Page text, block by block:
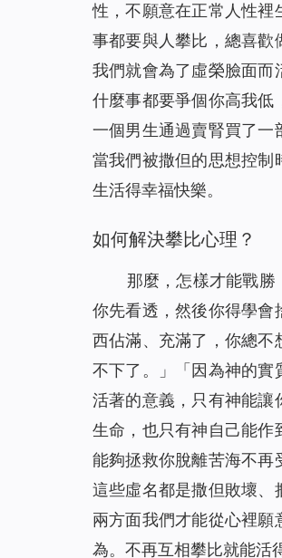
性，不願意在正常人性裡
事都要與人攀比，總喜歡
我們就會為了虛榮臉面而
什麼事都要爭個你高我低
一個男生通過賣腎買了一
當我們被撒但的思想控制
生活得幸福快樂。
如何解決攀比心理？
那麼，怎樣才能戰
你先看透，然後你得學會
西佔滿、充滿了，你總不
不下了。
」「 因為神的實
活著的意義，只有神能讓
生命，也只有神自己能作
能夠拯救你脫離苦海不再
這些虛名都是撒但敗壞、
兩方面我們才能從心裡
為。不再互相攀比就能活